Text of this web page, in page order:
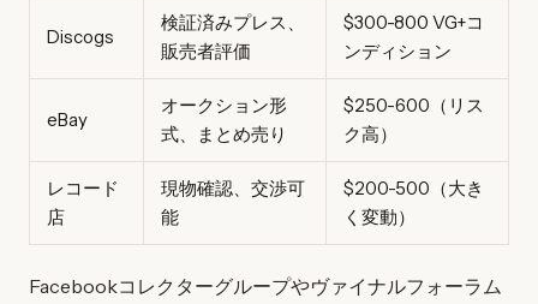
Discogs
検証済みプレス、
販売者評価
$300-800 VG+コ
ンディション
eBay
オークション形
式、まとめ売り
$250-600（リス
ク高）
レコード
店
現物確認、交渉可
能
$200-500（大き
く変動）
Facebookコレクターグループやヴァイナルフォーラム